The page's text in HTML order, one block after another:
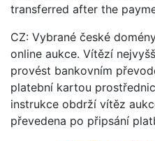
transferred after the
CZ: Vybrané české
online aukce. Vítězí
provést bankovním
platební kartou
instrukce obdrží vítěz
převedena po připsání